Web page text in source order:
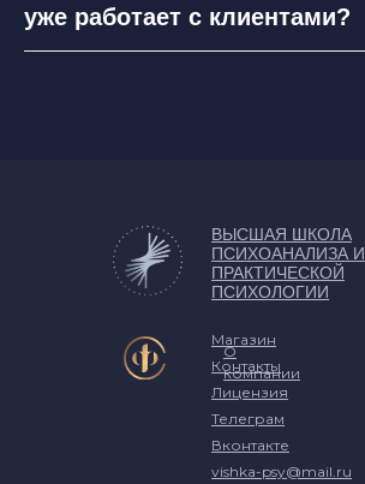
уже работает с клиентами?
Контакты
Лицензия
Телеграм
Вконтакте
vishka-psy@mail.ru
Магазин
О
компании
ВЫСШАЯ ШКОЛА
ПСИХОАНАЛИЗА И
ПРАКТИЧЕСКОЙ
ПСИХОЛОГИИ